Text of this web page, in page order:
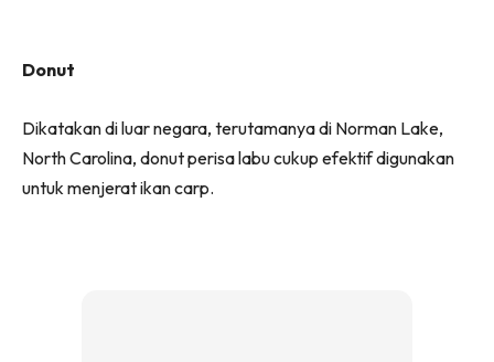
Donut
Dikatakan di luar negara, terutamanya di Norman Lake,
North Carolina, donut perisa labu cukup efektif digunakan
untuk menjerat ikan carp.